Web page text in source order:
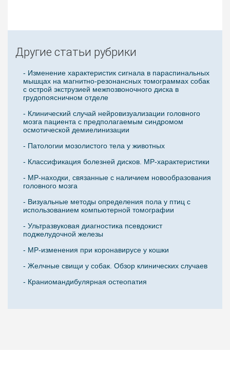
Другие статьи рубрики
- Изменение характеристик сигнала в параспинальных
мышцах на магнитно-резонансных томограммах собак
с острой экструзией межпозвоночного диска в
грудопоясничном отделе
- Клинический случай нейровизуализации головного
мозга пациента с предполагаемым синдромом
осмотической демиелинизации
- Патологии мозолистого тела у животных
- Классификация болезней дисков. МР-характеристики
- МР-находки, связанные с наличием новообразования
головного мозга
- Визуальные методы определения пола у птиц с
использованием компьютерной томографии
- Ультразвуковая диагностика псевдокист
поджелудочной железы
- МР-изменения при коронавирусе у кошки
- Желчные свищи у собак. Обзор клинических случаев
- Краниомандибулярная остеопатия